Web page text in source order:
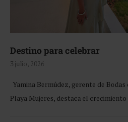
Destino para celebrar
3 julio, 2026
Yamina Bermúdez, gerente de
Playa Mujeres, destaca el